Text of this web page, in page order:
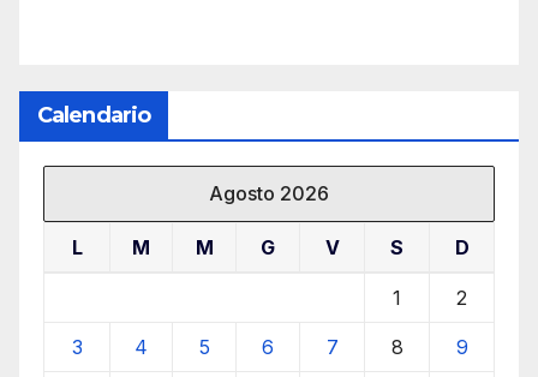
Calendario
Agosto 2026
L M M G V S D
1 2
3 4 5 6 7 8 9